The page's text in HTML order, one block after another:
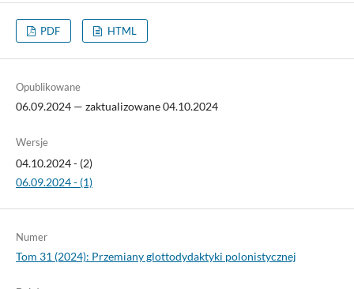
PDF HTML
Opublikowane
06.09.2024 — zaktualizowane 04.10.2024
Wersje
04.10.2024 - (2)
06.09.2024 - (1)
Numer
Tom 31 (2024): Przemiany glottodydaktyki polonistycznej